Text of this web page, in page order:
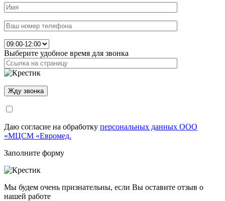
Выберите удобное время для звонка
Даю согласие на обработку персональных данных ООО
«МЦСМ «Евромед.
Заполните форму
Мы будем очень признательны, если Вы оставите отзыв о
нашей работе